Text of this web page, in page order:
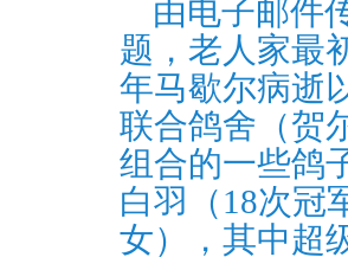
由电子邮件
题，老人家最
年马歇尔病逝
联合鸽舍（贺
组合的一些鸽
白羽（18次冠
女），其中超